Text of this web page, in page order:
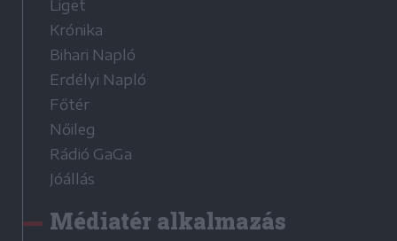
Liget
Krónika
Bihari Napló
Erdélyi Napló
Főtér
Nőileg
Rádió GaGa
Jóállás
Médiatér alkalmazás